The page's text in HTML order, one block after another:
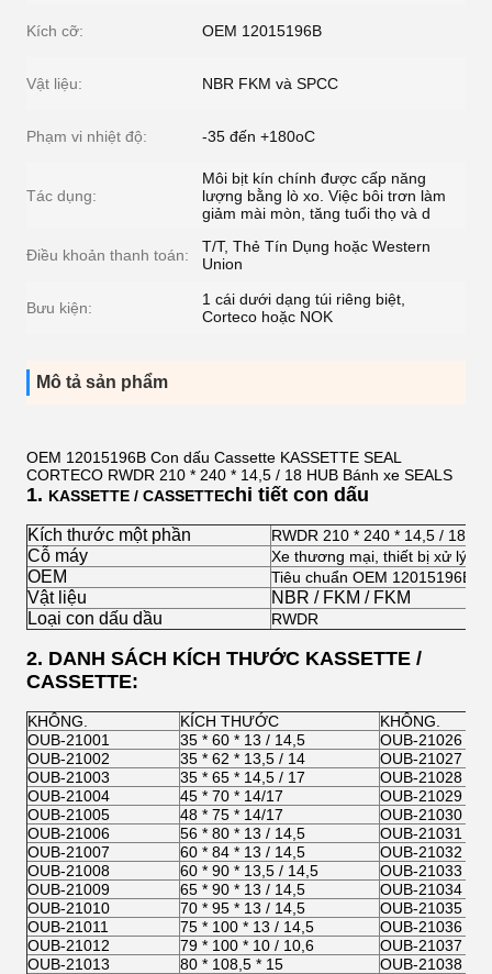
Kích cỡ: OEM 12015196B
Vật liệu: NBR FKM và SPCC
Phạm vi nhiệt độ: -35 đến +180oC
Tác dụng:
Môi bịt kín chính được cấp năng
lượng bằng lò xo. Việc bôi trơn làm
giảm mài mòn, tăng tuổi thọ và d
Điều khoản thanh toán:
T/T, Thẻ Tín Dụng hoặc Western
Union
Bưu kiện:
1 cái dưới dạng túi riêng biệt,
Corteco hoặc NOK
Mô tả sản phẩm
OEM 12015196B Con dấu Cassette KASSETTE SEAL
CORTECO RWDR 210 * 240 * 14,5 / 18 HUB Bánh xe SEALS
1. KASSETTE / CASSETTEchi tiết con dấu
Kích thước một phần RWDR 210 * 240 * 14,5 / 18
Cỗ máy Xe thương mại, thiết bị xử lý
OEM Tiêu chuẩn OEM 12015196B
Vật liệu
NBR / FKM / FKM
Loại con dấu dầu
RWDR
2. DANH SÁCH KÍCH THƯỚC KASSETTE /
CASSETTE:
KHÔNG. KÍCH THƯỚC
KHÔNG.
OUB-21001
35 * 60 * 13 / 14,5
OUB-21026
OUB-21002
35 * 62 * 13,5 / 14
OUB-21027
OUB-21003
35 * 65 * 14,5 / 17
OUB-21028
OUB-21004
45 * 70 * 14/17
OUB-21029
OUB-21005
48 * 75 * 14/17
OUB-21030
OUB-21006
56 * 80 * 13 / 14,5
OUB-21031
OUB-21007
60 * 84 * 13 / 14,5
OUB-21032
OUB-21008
60 * 90 * 13,5 / 14,5
OUB-21033
OUB-21009
65 * 90 * 13 / 14,5
OUB-21034
OUB-21010
70 * 95 * 13 / 14,5
OUB-21035
OUB-21011
75 * 100 * 13 / 14,5
OUB-21036
OUB-21012
79 * 100 * 10 / 10,6
OUB-21037
OUB-21013
80 * 108,5 * 15
OUB-21038